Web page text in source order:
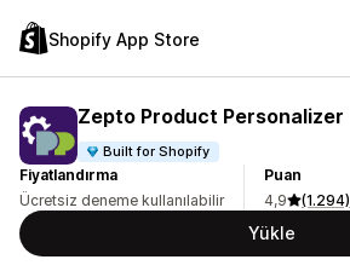
Shopify App Store
Zepto Product Personalizer
Built for Shopify
Fiyatlandırma
Ücretsiz deneme kullanılabilir
Puan
4,9
(1.294)
Yükle